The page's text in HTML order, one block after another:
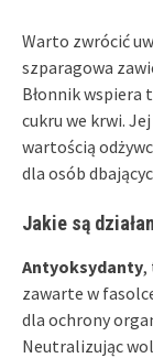
Warto zwrócić
szparagowa
Błonnik
cukru we krwi.
wartością
dla osób
Jakie są
Antyoksydanty,
zawarte w
dla ochrony
Neutralizując